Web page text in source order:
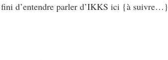
fini d’entendre parler d’IKKS ici {à suivre…}